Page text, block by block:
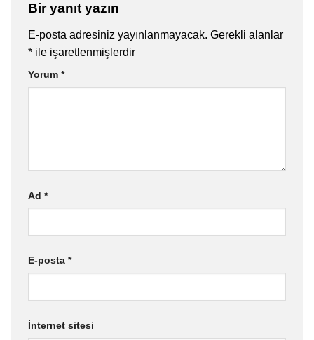
Bir yanıt yazın
E-posta adresiniz yayınlanmayacak. Gerekli alanlar
* ile işaretlenmişlerdir
Yorum *
Ad *
E-posta *
İnternet sitesi